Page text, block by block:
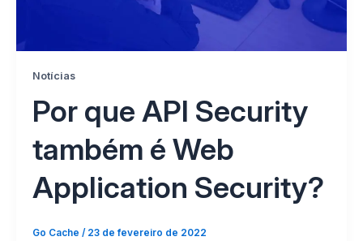
Notícias
Por que API Security
também é Web
Application Security?
Go Cache / 23 de fevereiro de 2022